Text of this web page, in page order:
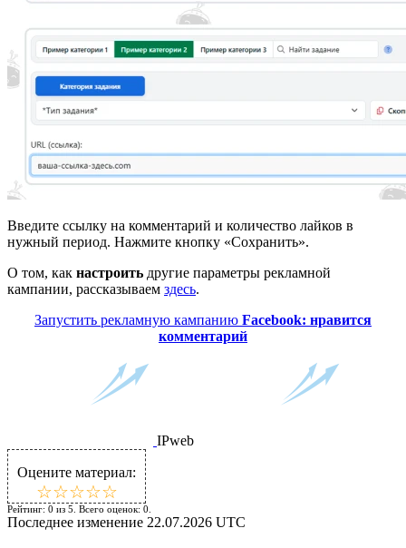
Введите ссылку на комментарий и количество лайков в
нужный период. Нажмите кнопку «Сохранить».
О том, как настроить другие параметры рекламной
кампании, рассказываем здесь.
Запустить рекламную кампанию Facebook: нравится
комментарий
IPweb
Оцените материал:
☆☆☆☆☆
★★★★★
Рейтинг: 0 из 5 . Всего оценок: 0
Последнее изменение 22.07.2026 UTC